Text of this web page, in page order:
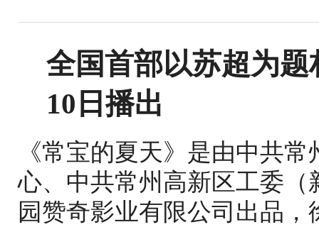
全国首部以苏超为
10日播出
《常宝的夏天》是由中共
心、中共常州高新区工委
园赞奇影业有限公司出品